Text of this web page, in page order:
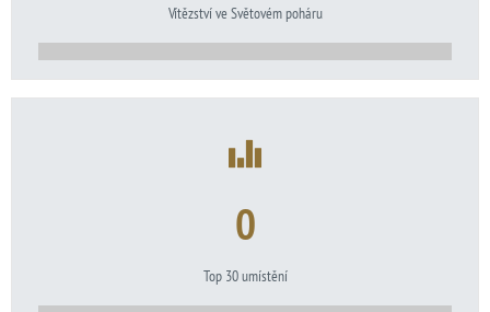
Vítězství ve Světovém poháru
0
Top 30 umístění